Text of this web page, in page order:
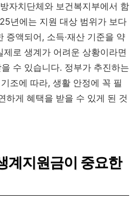
자치단체와 보건복지부에서 함
년에는 지원 대상 범위가 보다
증액되어, 소득·재산 기준을 약
제로 생계가 어려운 상황이라면
수 있습니다. 정부가 추진하는
기조에 따라, 생활 안정에 꼭 필
하게 혜택을 받을 수 있게 된 것
계지원금이 중요한